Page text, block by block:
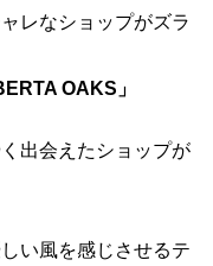
レなショップがズラ
OAKS」
出会えたショップが
い風を感じさせるテ